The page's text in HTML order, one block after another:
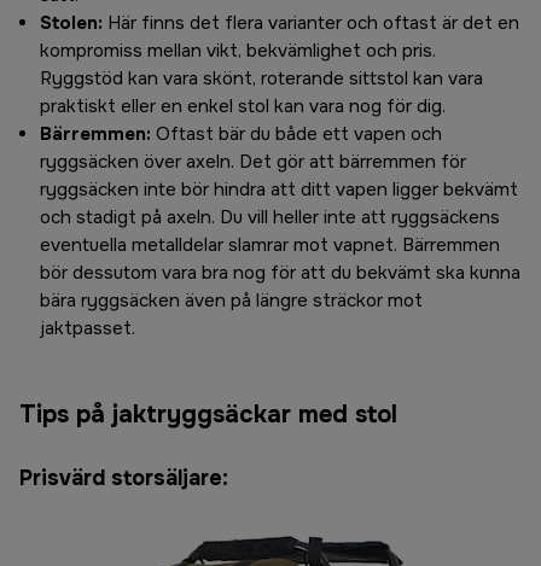
Stolen: Här finns det flera varianter och oftast är det en
kompromiss mellan vikt, bekvämlighet och pris.
Ryggstöd kan vara skönt, roterande sittstol kan vara
praktiskt eller en enkel stol kan vara nog för dig.
Bärremmen: Oftast bär du både ett vapen och
ryggsäcken över axeln. Det gör att bärremmen för
ryggsäcken inte bör hindra att ditt vapen ligger bekvämt
och stadigt på axeln. Du vill heller inte att ryggsäckens
eventuella metalldelar slamrar mot vapnet. Bärremmen
bör dessutom vara bra nog för att du bekvämt ska kunna
bära ryggsäcken även på längre sträckor mot
jaktpasset.
Tips på jaktryggsäckar med stol
Prisvärd storsäljare: